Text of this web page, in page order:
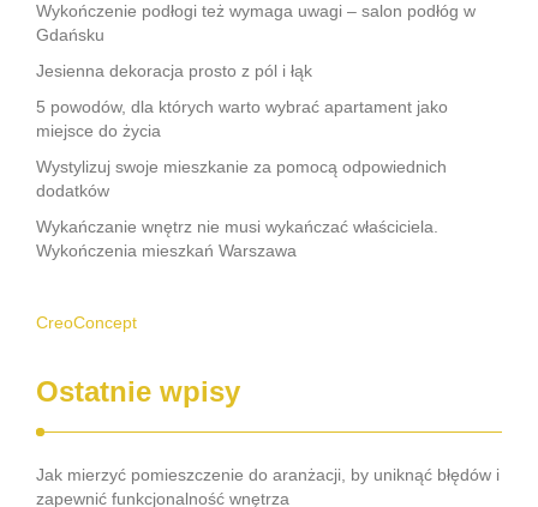
Wykończenie podłogi też wymaga uwagi – salon podłóg w
Gdańsku
Jesienna dekoracja prosto z pól i łąk
5 powodów, dla których warto wybrać apartament jako
miejsce do życia
Wystylizuj swoje mieszkanie za pomocą odpowiednich
dodatków
Wykańczanie wnętrz nie musi wykańczać właściciela.
Wykończenia mieszkań Warszawa
CreoConcept
Ostatnie wpisy
Jak mierzyć pomieszczenie do aranżacji, by uniknąć błędów i
zapewnić funkcjonalność wnętrza